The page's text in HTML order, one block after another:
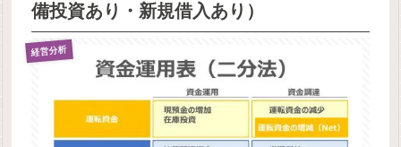
備投資あり・新規借入あり）
経営分析